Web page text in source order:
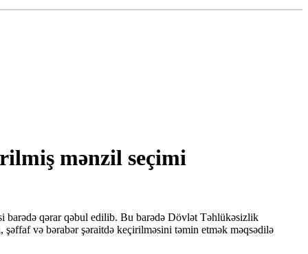
mənzil seçimi
qərar qəbul edilib. Bu barədə Dövlət Təhlükəsizlik
və bərabər şəraitdə keçirilməsini təmin etmək məqsədilə